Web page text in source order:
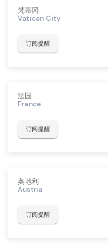
梵蒂冈
Vatican City
订阅提醒
法国
France
订阅提醒
奥地利
Austria
订阅提醒